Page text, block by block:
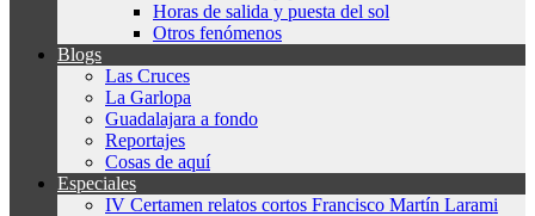
Horas de salida y puesta del sol
Otros fenómenos
Blogs
Las Cruces
La Garlopa
Guadalajara a fondo
Reportajes
Cosas de aquí
Especiales
IV Certamen relatos cortos Francisco Martín Larami